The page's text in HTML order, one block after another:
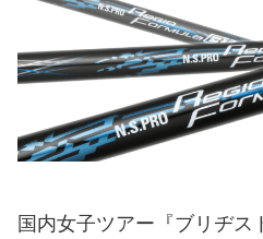
o
国内女子ツアー『ブリヂス